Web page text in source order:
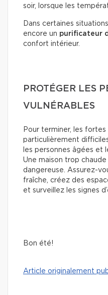
soir, lorsque les
Dans certaines
encore un purificateur
confort intérieur.
PROTÉGER LES
VULNÉRABLES
Pour terminer, les
particulièrement
les personnes âgées et
Une maison trop
dangereuse. Assurez-
fraîche, créez des
et surveillez les signes
Bon été!
Article originalement